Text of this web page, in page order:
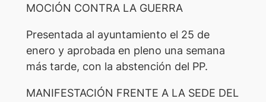
MOCIÓN CONTRA LA GUERRA
Presentada al ayuntamiento el 25 de
enero y aprobada en pleno una semana
más tarde, con la abstención del PP.
MANIFESTACIÓN FRENTE A LA SEDE DEL